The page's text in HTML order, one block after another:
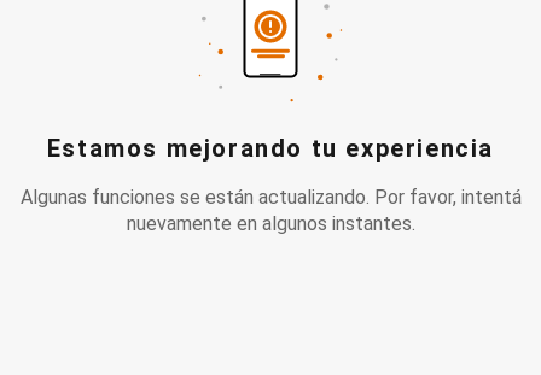
Estamos mejorando tu experiencia
Algunas funciones se están actualizando. Por favor, intentá
nuevamente en algunos instantes.